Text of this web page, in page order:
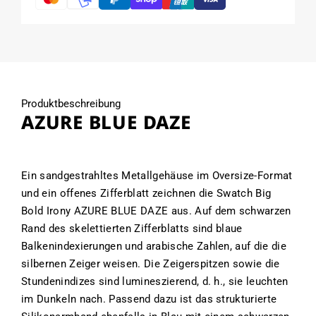
Produktbeschreibung
AZURE BLUE DAZE
Ein sandgestrahltes Metallgehäuse im Oversize-Format
und ein offenes Zifferblatt zeichnen die Swatch Big
Bold Irony AZURE BLUE DAZE aus. Auf dem schwarzen
Rand des skelettierten Zifferblatts sind blaue
Balkenindexierungen und arabische Zahlen, auf die die
silbernen Zeiger weisen. Die Zeigerspitzen sowie die
Stundenindizes sind lumineszierend, d. h., sie leuchten
im Dunkeln nach. Passend dazu ist das strukturierte